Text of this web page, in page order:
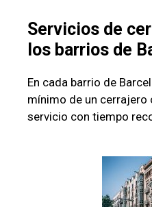
Servicios de
los barrios de
En cada barrio de
mínimo de un cerrajero
servicio con tiempo